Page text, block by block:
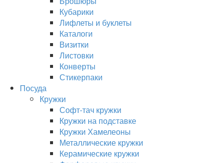
Кубарики
Лифлеты и буклеты
Каталоги
Визитки
Листовки
Конверты
Стикерпаки
Посуда
Кружки
Софт-тач кружки
Кружки на подставке
Кружки Хамелеоны
Металлические кружки
Керамические кружки